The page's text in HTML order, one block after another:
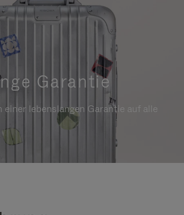
Garantie
einer lebenslangen Garantie auf alle